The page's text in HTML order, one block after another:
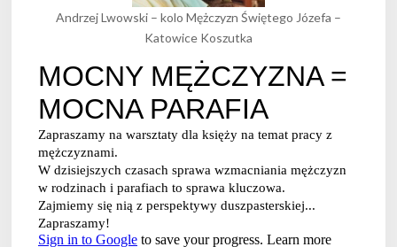
Andrzej Lwowski – kolo Mężczyzn Świętego Józefa –
Katowice Koszutka